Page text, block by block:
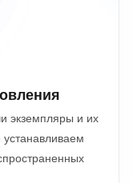
экземпляры и их